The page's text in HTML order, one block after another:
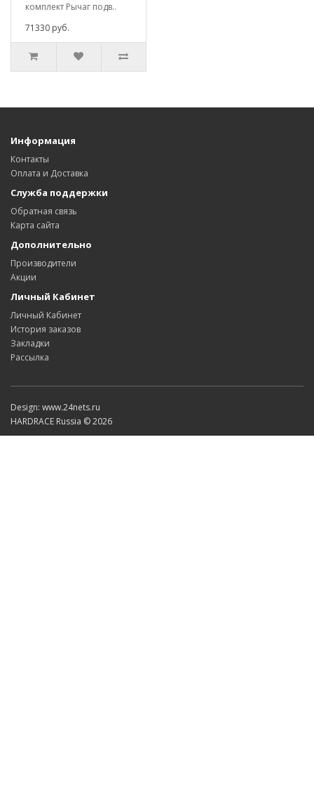
комплект Рычаг подв..
71330 руб.
Информация
Контакты
Оплата и Доставка
Служба поддержки
Обратная связь
Карта сайта
Дополнительно
Производители
Акции
Личный Кабинет
Личный Кабинет
История заказов
Закладки
Рассылка
Design: www.24nets.ru
HARDRACE Russia © 2026